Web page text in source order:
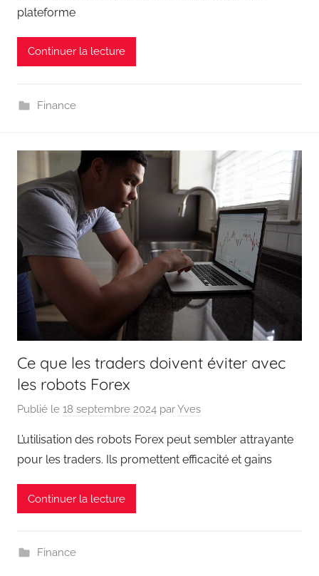
plateforme
Continuer la lecture
Finance
Ce que les traders doivent éviter avec
les robots Forex
Publié le 18 septembre 2024 parYves
L’utilisation des robots Forex peut sembler attrayante
pour les traders. Ils promettent efficacité et gains
Continuer la lecture
Finance